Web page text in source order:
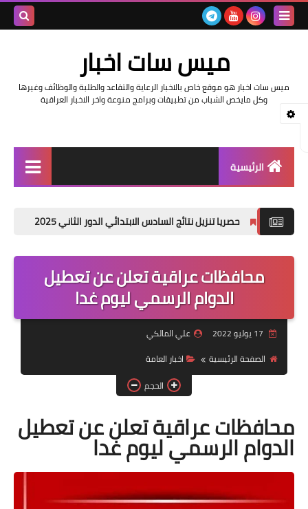
ميس سات اخبار
ميس سات اخبار هو موقع خاص بالاخبار الرعاية والتقاعد والطلبة والوظائف وغيرها
وكل مايخص الشباب من تطبيقات وبرامج منوعة واخر الاخبار العراقية
الرئيسية
اخبار وزارة التربية والتعليم
اخبار وزارة العمل وهيئة
التقاعد
قسم التطبيقات
قطع الاراضي
تنزيل نتائج السادس الابتدائي الدور الثاني 2025 نتائج اعتراضات السادس الاعدادي
محافظات عراقية تعلن عن تعطيل
الدوام الرسمي ليوم غدا
علي المالكي
الصفحة الرئيسية
اخبار العامة
الحجم
محافظات عراقية تعلن عن تعطيل
الدوام الرسمي ليوم غدا